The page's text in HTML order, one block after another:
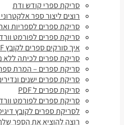
סריקת ספרי קודש ודת
רוצים ליצור ספר
סריקת ספרים לספריות
סריקת ספרים לפורמט
איך סורקים ספרים לקובץ PDF
סריקת ספרים לכיתה ללא
סריקת ספרים – המרת ספרי
סריקת ספרים ישנים
סריקת ספרים ל PDF
סריקת ספרים לפורמט
לסריקת ספרים לקובץ
רוצה להוציא את הספר